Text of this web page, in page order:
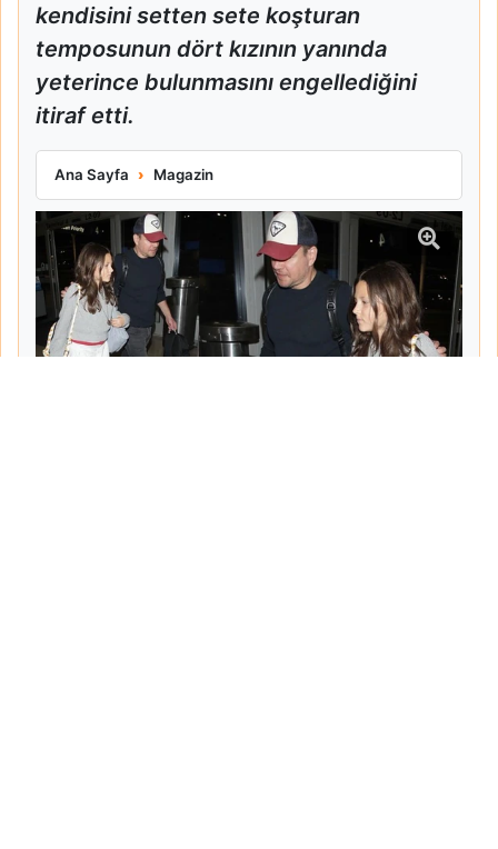
kendisini setten sete koşturan
temposunun dört kızının yanında
yeterince bulunmasını engellediğini
itiraf etti.
Ana Sayfa Magazin
Matt Damon Babalık Pişmanlığını İtiraf Etti